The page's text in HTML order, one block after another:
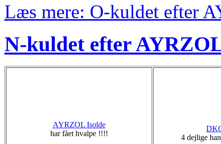
Læs mere: O-kuldet efter
N-kuldet efter
AYRZOL Isolde
har fået hvalpe !!!!
4 dejlige